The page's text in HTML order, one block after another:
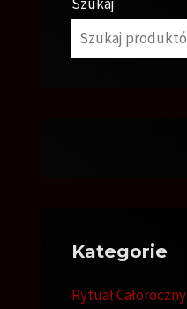
Kategorie
Rytuał Całoroczny